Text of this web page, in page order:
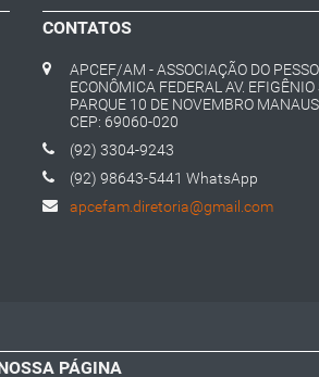
CONTATOS
APCEF/AM - ASSOCIAÇÃO DO
ECONÔMICA FEDERAL AV.
PARQUE 10 DE NOVEMBRO
CEP: 69060-020
(92) 3304-9243
(92) 98643-5441 WhatsApp
apcefam.diretoria@gmail.com
PÁGINA